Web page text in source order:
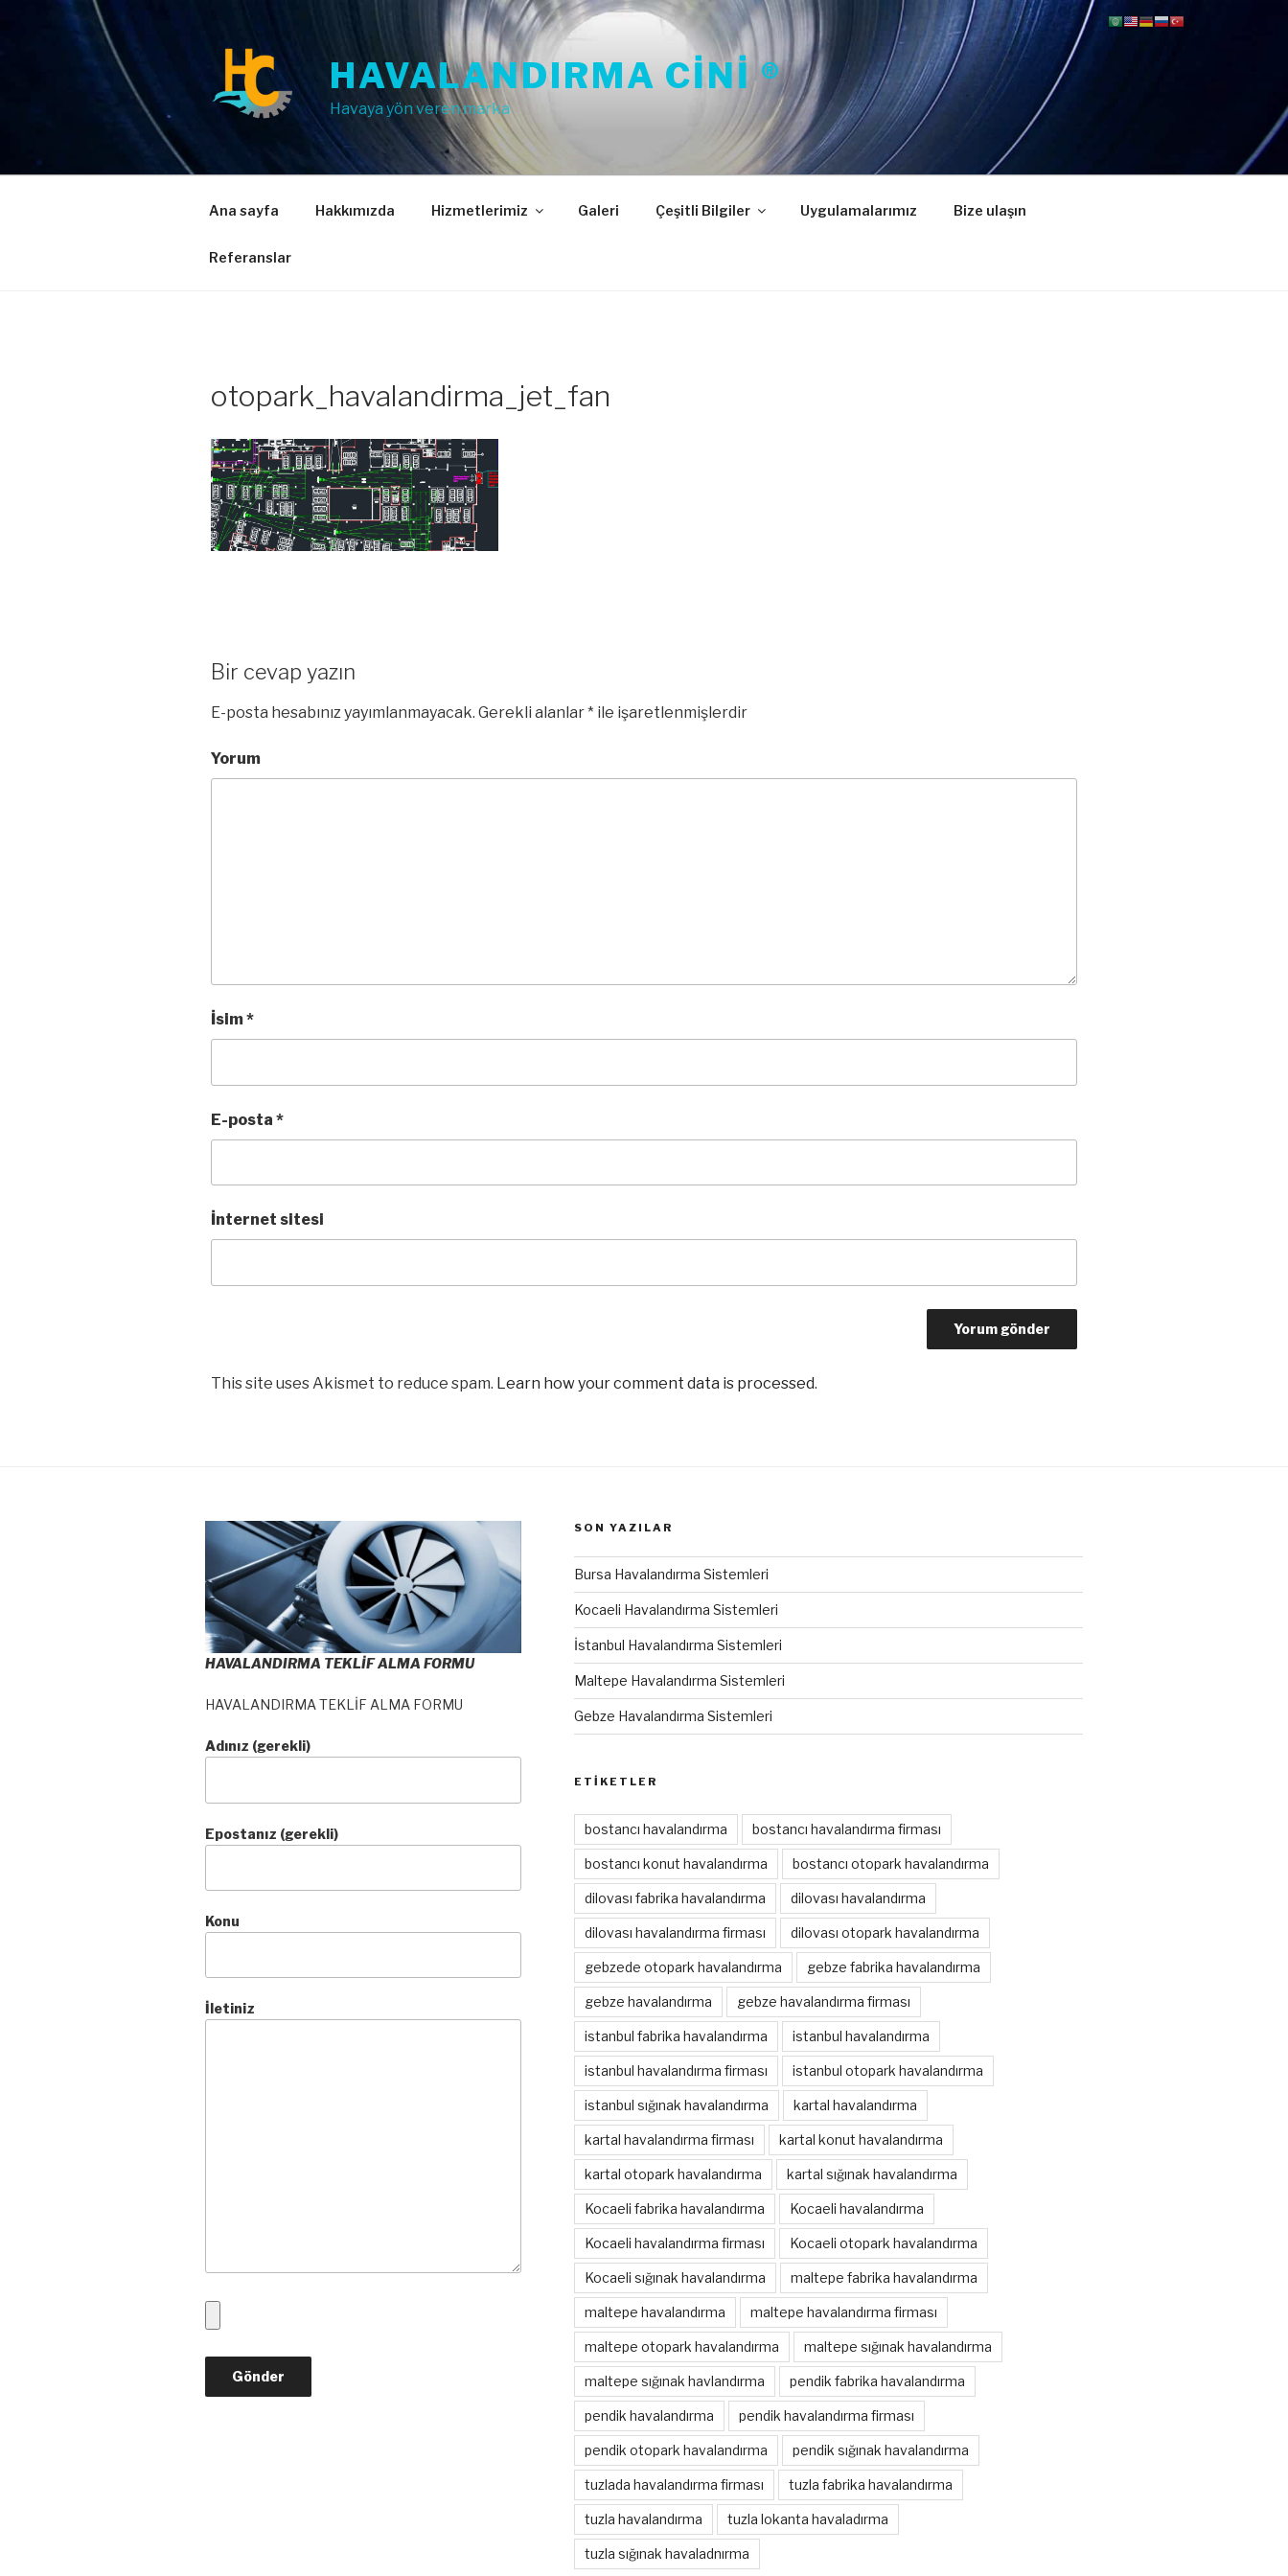
HAVALANDIRMA CINI ®
Havaya yön veren marka
Ana sayfa Hakkımızda Hizmetlerimiz Galeri Çeşitli Bilgiler Uygulamalarımız Bize ulaşın
Referanslar
otopark_havalandirma_jet_fan
Bir cevap yazın
E-posta hesabınız yayımlanmayacak. Gerekli alanlar* ile işaretlenmişlerdir
Yorum
İsim*
E-posta *
İnternet sitesi
This site uses Akismet to reduce spam. Learn how your comment data is processed.
HAVALANDIRMA TEKLİF ALMA FORMU
HAVALANDIRMA TEKLİF ALMA FORMU
Adınız (gerekli)
Epostanız (gerekli)
Konu
İletiniz
SON YAZILAR
Bursa Havalandırma Sistemleri
Kocaeli Havalandırma Sistemleri
İstanbul Havalandırma Sistemleri
Maltepe Havalandırma Sistemleri
Gebze Havalandırma Sistemleri
ETIKETLER
bostancı havalandırma bostancı havalandırma firması
bostancı konut havalandırma bostancı otopark havalandırma
dilovası fabrika havalandırma dilovası havalandırma
dilovası havalandırma firması dilovası otopark havalandırma
gebzede otopark havalandırma gebze fabrika havalandırma
gebze havalandırma gebze havalandırma firması
istanbul fabrika havalandırma istanbul havalandırma
istanbul havalandırma firması istanbul otopark havalandırma
istanbul sığınak havalandırma kartal havalandırma
kartal havalandırma firması kartal konut havalandırma
kartal otopark havalandırma kartal sığınak havalandırma
Kocaeli fabrika havalandırma Kocaeli havalandırma
Kocaeli havalandırma firması Kocaeli otopark havalandırma
Kocaeli sığınak havalandırma maltepe fabrika havalandırma
maltepe havalandırma maltepe havalandırma firması
maltepe otopark havalandırma maltepe sığınak havalandırma
maltepe sığınak havlandırma pendik fabrika havalandırma
pendik havalandırma pendik havalandırma firması
pendik otopark havalandırma pendik sığınak havalandırma
tuzlada havalandırma firması tuzla fabrika havalandırma
tuzla havalandırma tuzla lokanta havaladırma
tuzla sığınak havaladnırma